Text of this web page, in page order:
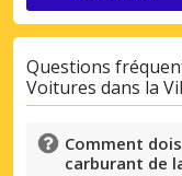
Questions
Voitures dans la
Comment
carburant de